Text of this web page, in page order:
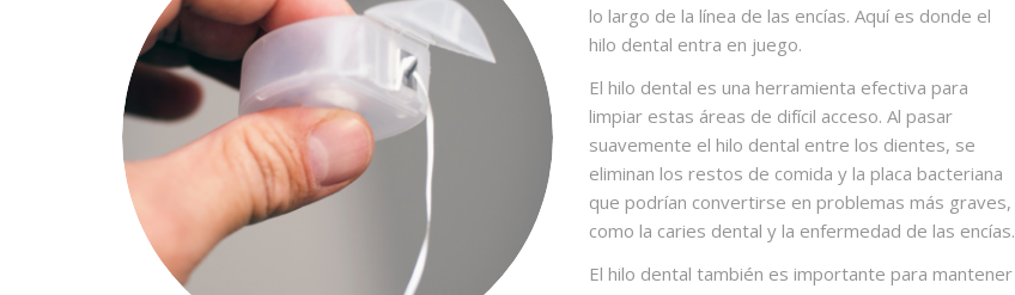
lo largo de la línea de las encías. Aquí es donde el
hilo dental entra en juego.
El hilo dental es una herramienta efectiva para
limpiar estas áreas de difícil acceso. Al pasar
suavemente el hilo dental entre los dientes, se
eliminan los restos de comida y la placa bacteriana
que podrían convertirse en problemas más graves,
como la caries dental y la enfermedad de las encías.
El hilo dental también es importante para mantener